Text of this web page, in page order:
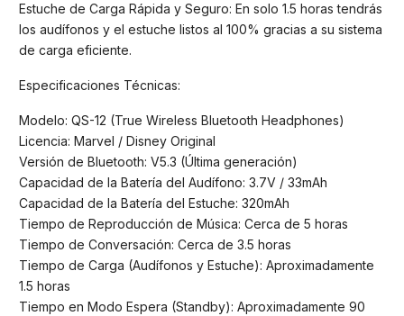
Estuche de Carga Rápida y Seguro: En solo 1.5 horas tendrás
los audífonos y el estuche listos al 100% gracias a su sistema
de carga eficiente.
Especificaciones Técnicas:
Modelo: QS-12 (True Wireless Bluetooth Headphones)
Licencia: Marvel / Disney Original
Versión de Bluetooth: V5.3 (Última generación)
Capacidad de la Batería del Audífono: 3.7V / 33mAh
Capacidad de la Batería del Estuche: 320mAh
Tiempo de Reproducción de Música: Cerca de 5 horas
Tiempo de Conversación: Cerca de 3.5 horas
Tiempo de Carga (Audífonos y Estuche): Aproximadamente
1.5 horas
Tiempo en Modo Espera (Standby): Aproximadamente 90